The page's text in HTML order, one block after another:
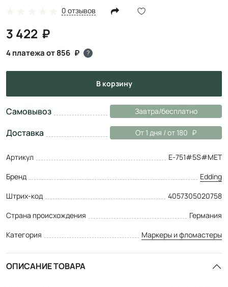
0 отзывов
3 422
4 платежа от 856 ?
в корзину
Самовывоз Завтра/бесплатно
Доставка От 1 дня / от 180
Артикул
E-751#5S#MET
Бренд
Edding
Штрих-код
4057305020758
Страна происхождения
Германия
Категория
Маркеры и фломастеры
ОПИСАНИЕ ТОВАРА